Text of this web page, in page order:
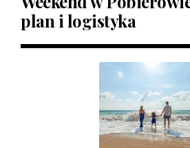
plan i logistyka